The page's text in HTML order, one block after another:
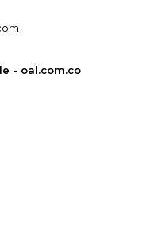
- oal.com.co